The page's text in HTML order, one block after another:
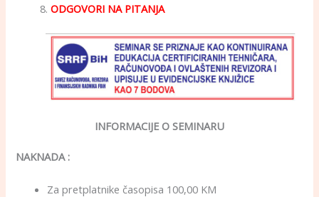
8.ODGOVORI NA PITANJA
INFORMACIJE O SEMINARU
NAKNADA :
Za pretplatnike časopisa 100,00 KM